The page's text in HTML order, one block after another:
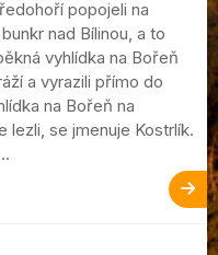
popojeli na
nad Bílinou, a to
vyhlídka na Bořeň
a vyrazili přímo do
na Bořeň na
lezli, se jmenuje Kostrlík.